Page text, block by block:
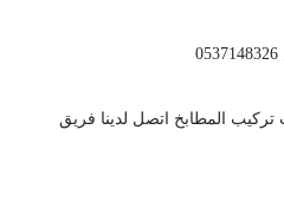
المطابخ اتصل لدينا فريق